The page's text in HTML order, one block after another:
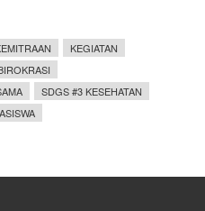
KEGIATAN
SDGS #3 KESEHATAN